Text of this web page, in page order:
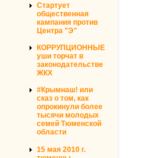
Стартует
общественная
кампания против
Центра "Э"
КОРРУПЦИОННЫЕ
уши торчат в
законодательстве
ЖКХ
#Крымнаш! или
сказ о том, как
опрокинули более
тысячи молодых
семей Тюменской
области
15 мая 2010 г.